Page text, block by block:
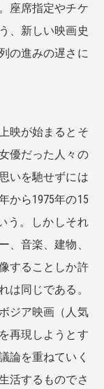
座席指定やチケ
、新しい映画史
の進みの遅さに
映が始まるとそ
優だった人々の
いを馳せずには
から1975年の15
う。しかしそれ
、音楽、建物、
することしか許
は同じである。
ジア映画（人気
再現しようとす
論を重ねていく
活するものでさ